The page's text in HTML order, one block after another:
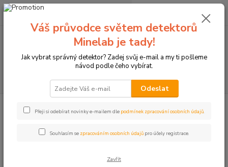
+420774877333
0 Kč
detektory kovů Minelab
Cívky pro X Terra Pro a Elite
Váš průvodce světem detektorů
Minelab je tady!
Jak vybrat správný detektor? Zadej svůj e-mail a my ti pošleme
návod podle čeho vybírat.
Odeslat
Přeji si odebírat novinky e-mailem dle podmínek zpracování osobních údajů.
Souhlasím se zpracováním osobních údajů pro účely registrace.
Zavřít